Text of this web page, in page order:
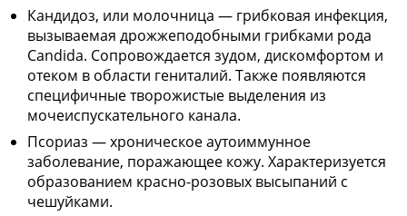
Кандидоз, или молочница — грибковая инфекция,
вызываемая дрожжеподобными грибками рода
Candida. Сопровождается зудом, дискомфортом и
отеком в области гениталий. Также появляются
специфичные творожистые выделения из
мочеиспускательного канала.
Псориаз — хроническое аутоиммунное
заболевание, поражающее кожу. Характеризуется
образованием красно-розовых высыпаний с
чешуйками.